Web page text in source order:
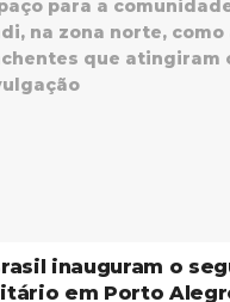
inauguram o
em Porto